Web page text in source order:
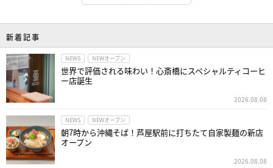
新着記事
NEWS NEWオープン
世界で評価される味わい！心斎橋にスペシャルティコーヒ
ー店誕生
2026.08.08
NEWS NEWオープン
朝7時から沖縄そば！芦屋駅前に打ちたて自家製麺の新店
オープン
2026.08.08